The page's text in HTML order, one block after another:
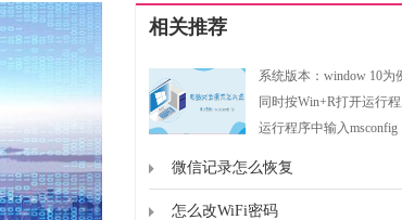
相关推荐
系统版本：window 10为
同时按Win+R打开运行
运行程序中输入msconfig
引导点击确定。3、点击
微信记录怎么恢复
怎么改WiFi密码